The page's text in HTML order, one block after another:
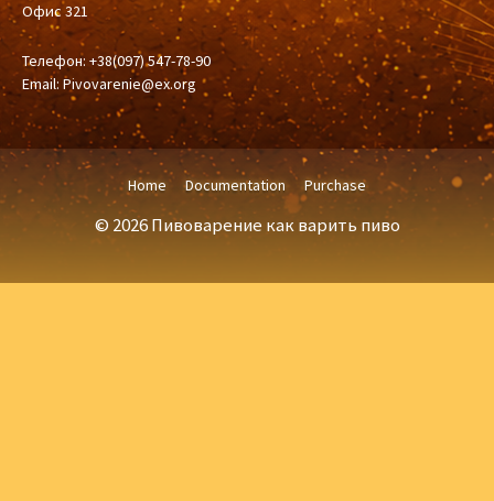
Офис 321
Телефон: +38(097) 547-78-90
Email: Pivovarenie@ex.org
Home Documentation Purchase
© 2026 Пивоварение как варить пиво